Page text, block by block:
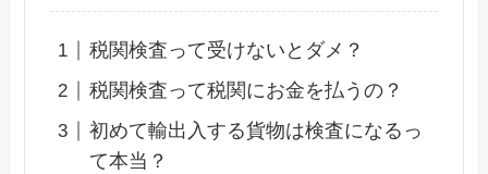
税関検査って受けないとダメ？
税関検査って税関にお金を払うの？
初めて輸出入する貨物は検査になるっ
て本当？